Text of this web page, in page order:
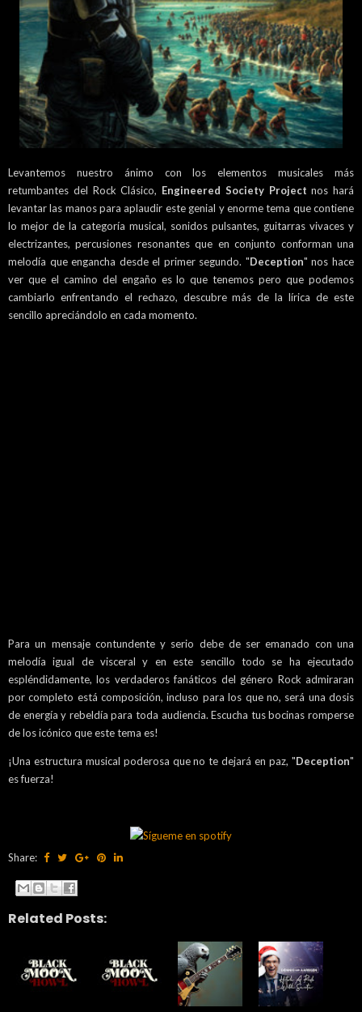
Levantemos nuestro ánimo con los elementos musicales más
retumbantes del Rock Clásico, Engineered Society Projectnos hará
levantar las manos para aplaudir este genial y enorme tema que contiene
lo mejor de la categoría musical, sonidos pulsantes, guitarras vivaces y
electrizantes, percusiones resonantes que en conjunto conforman una
melodía que engancha desde el primer segundo. "Deception" nos hace
ver que el camino del engaño es lo que tenemos pero que podemos
cambiarlo enfrentando el rechazo, descubre más de la lírica de este
sencillo apreciándolo en cada momento.
Para un mensaje contundente y serio debe de ser emanado con una
melodía igual de visceral y en este sencillo todo se ha ejecutado
espléndidamente, los verdaderos fanáticos del género Rock admiraran
por completo está composición, incluso para los que no, será una dosis
de energía y rebeldía para toda audiencia. Escucha tus bocinas romperse
de los icónico que este tema es!
¡Una estructura musical poderosa que no te dejará en paz, "Deception"
es fuerza!
Share:
Related Posts: